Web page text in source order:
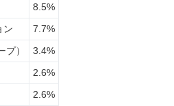
8.5%
ン
7.7%
）
3.4%
2.6%
2.6%